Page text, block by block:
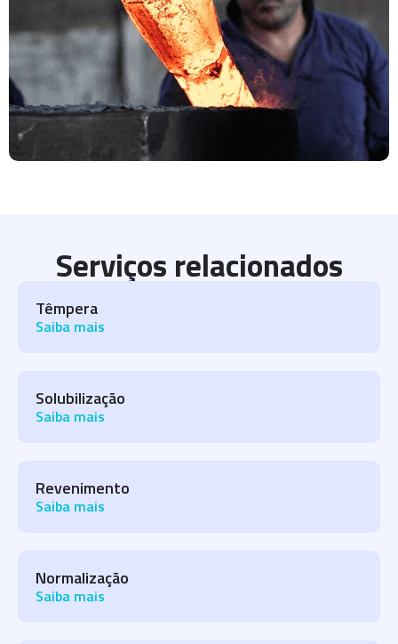
Serviços relacionados
Têmpera
Saiba mais
Solubilização
Saiba mais
Revenimento
Saiba mais
Normalização
Saiba mais